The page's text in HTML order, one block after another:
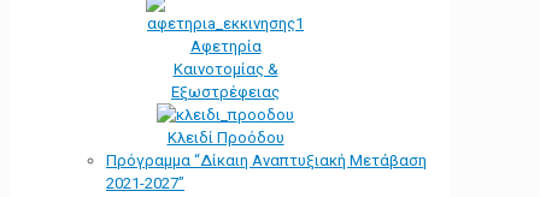
Αφετηρία
Kαινοτομίας &
Εξωστρέφειας
Κλειδί Προόδου
Πρόγραμμα “Δίκαιη Αναπτυξιακή Μετάβαση
2021-2027”